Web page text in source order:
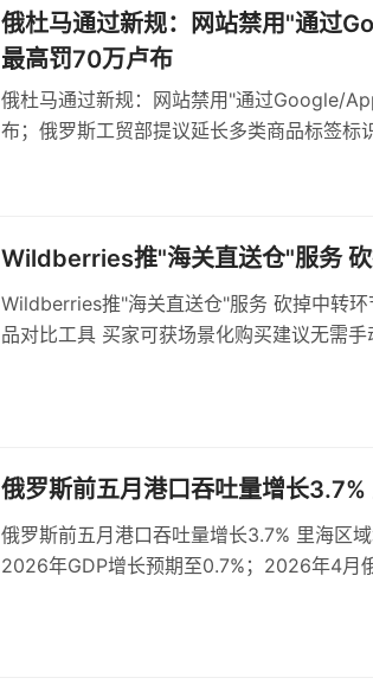
俄杜马通过新规：网站禁用"通过
最高罚70万卢布
俄杜马通过新规：网站禁用"通过Google/
布；俄罗斯工贸部提议延长多类商品标签
Wildberries推"海关直送仓"服务
Wildberries推"海关直送仓"服务 砍掉中转
品对比工具 买家可获场景化购买建议无需手
俄罗斯前五月港口吞吐量增长
俄罗斯前五月港口吞吐量增长3.7% 里海区
2026年GDP增长预期至0.7%；2026年4月